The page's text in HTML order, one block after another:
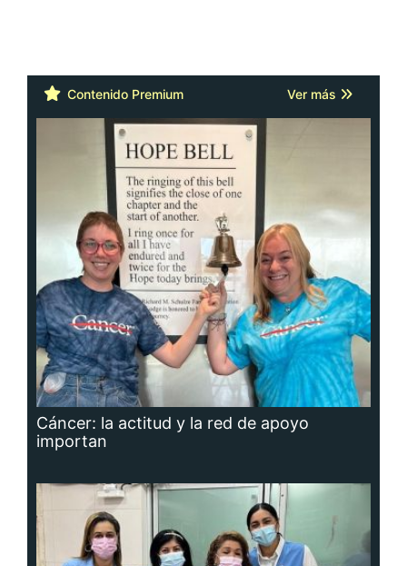
Contenido Premium Ver más
Cáncer: la actitud y la red de apoyo
importan